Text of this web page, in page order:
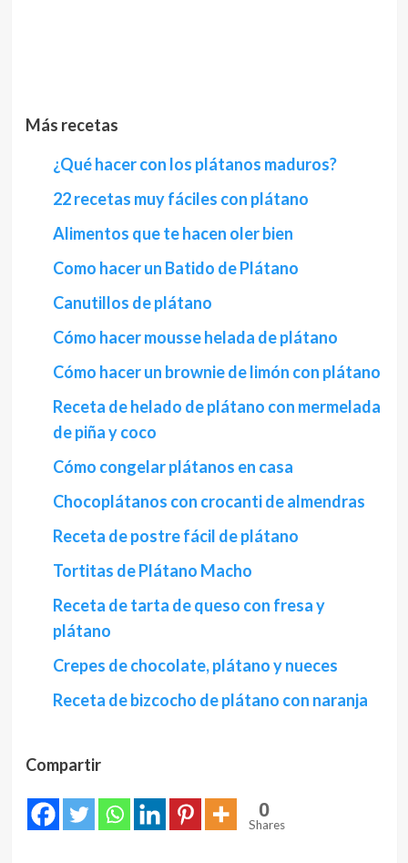
Más recetas
¿Qué hacer con los plátanos maduros?
22 recetas muy fáciles con plátano
Alimentos que te hacen oler bien
Como hacer un Batido de Plátano
Canutillos de plátano
Cómo hacer mousse helada de plátano
Cómo hacer un brownie de limón con plátano
Receta de helado de plátano con mermelada
de piña y coco
Cómo congelar plátanos en casa
Chocoplátanos con crocanti de almendras
Receta de postre fácil de plátano
Tortitas de Plátano Macho
Receta de tarta de queso con fresa y
plátano
Crepes de chocolate, plátano y nueces
Receta de bizcocho de plátano con naranja
Compartir
0
Shares